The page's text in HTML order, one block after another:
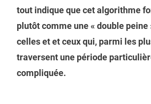
tout indique que cet algorithme
plutôt comme une « double peine
celles et et ceux qui, parmi les
traversent une période
compliquée.